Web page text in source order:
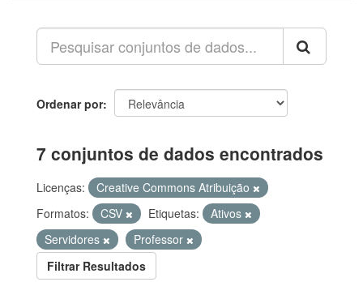
Ordenar por
7 conjuntos de dados encontrados
Licenças:
Creative Commons Atribuição
Formatos:
CSV Etiquetas:
Ativos
Servidores
Professor
Filtrar Resultados